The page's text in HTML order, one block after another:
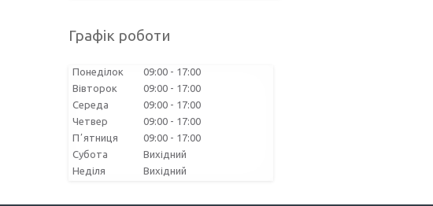
Графік роботи
Понеділок 09:00
17:00
Вівторок
09:00
17:00
Середа
09:00
17:00
Четвер
09:00
17:00
Пʼятниця
09:00
17:00
Субота
Вихідний
Неділя
Вихідний